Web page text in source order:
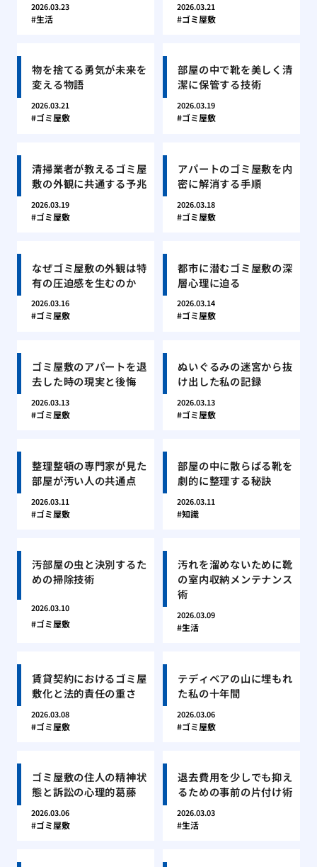
2026.03.23
生活
2026.03.21
ゴミ屋敷
物を捨てる勇気が未来を
変える物語
2026.03.21
ゴミ屋敷
部屋の中で靴を美しく清
潔に保管する技術
2026.03.19
ゴミ屋敷
清掃業者が教えるゴミ屋
敷の外観に共通する予兆
2026.03.19
ゴミ屋敷
アパートのゴミ屋敷を内
密に解消する手順
2026.03.18
ゴミ屋敷
なぜゴミ屋敷の外観は特
有の圧迫感を生むのか
2026.03.16
ゴミ屋敷
都市に潜むゴミ屋敷の深
層心理に迫る
2026.03.14
ゴミ屋敷
ゴミ屋敷のアパートを退
去した時の現実と後悔
2026.03.13
ゴミ屋敷
ぬいぐるみの迷宮から抜
け出した私の記録
2026.03.13
ゴミ屋敷
整理整頓の専門家が見た
部屋が汚い人の共通点
2026.03.11
ゴミ屋敷
部屋の中に散らばる靴を
劇的に整理する秘訣
2026.03.11
知識
汚部屋の虫と決別するた
めの掃除技術
2026.03.10
ゴミ屋敷
汚れを溜めないために靴
の室内収納メンテナンス
術
2026.03.09
生活
賃貸契約におけるゴミ屋
敷化と法的責任の重さ
2026.03.08
ゴミ屋敷
テディベアの山に埋もれ
た私の十年間
2026.03.06
ゴミ屋敷
ゴミ屋敷の住人の精神状
態と訴訟の心理的葛藤
2026.03.06
ゴミ屋敷
退去費用を少しでも抑え
るための事前の片付け術
2026.03.03
生活